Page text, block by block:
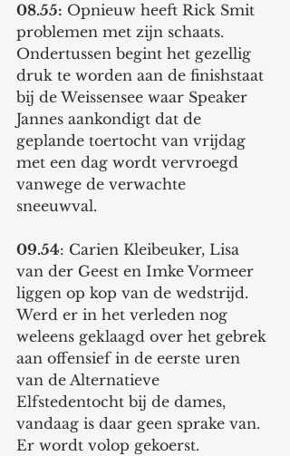
08.55: Opnieuw heeft Rick Smit
problemen met zijn schaats.
Ondertussen begint het gezellig
druk te worden aan de finishstaat
bij de Weissensee waar Speaker
Jannes aankondigt dat de
geplande toertocht van vrijdag
met een dag wordt vervroegd
vanwege de verwachte
sneeuwval.
09.54: Carien Kleibeuker, Lisa
van der Geest en Imke Vormeer
liggen op kop van de wedstrijd.
Werd er in het verleden nog
weleens geklaagd over het gebrek
aan offensief in de eerste uren
van de Alternatieve
Elfstedentocht bij de dames,
vandaag is daar geen sprake van.
Er wordt volop gekoerst.